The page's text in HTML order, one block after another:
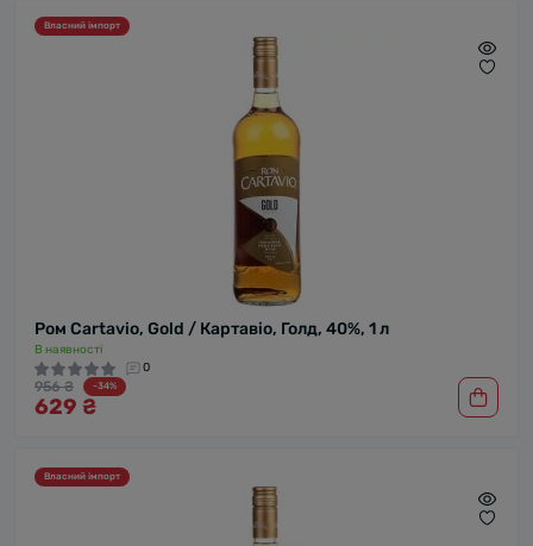
Власний імпорт
Ром Cartavio, Gold / Картавіо, Голд, 40%, 1 л
В наявності
0
956 ₴ -34%
629 ₴
Власний імпорт